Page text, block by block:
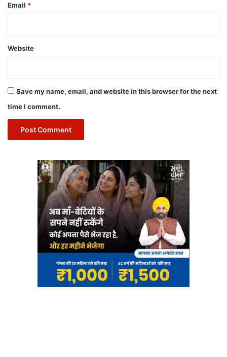
Email *
Website
Save my name, email, and website in this browser for the next
time I comment.